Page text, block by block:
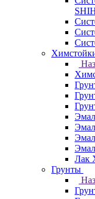
Лак
Грунты